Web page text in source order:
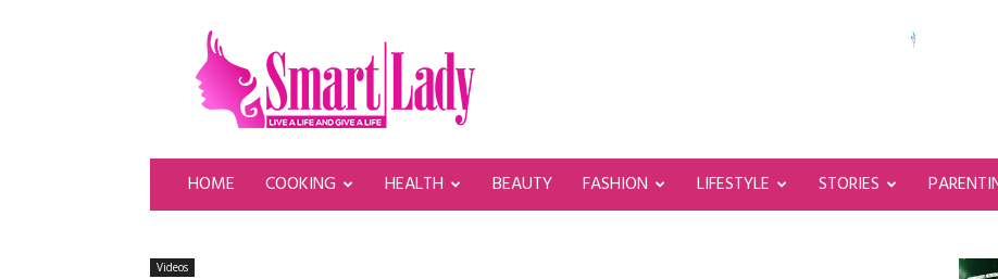
SmartLady
HOME COOKING HEALTH BEAUTY FASHION LIFESTYLE STORIES
Videos